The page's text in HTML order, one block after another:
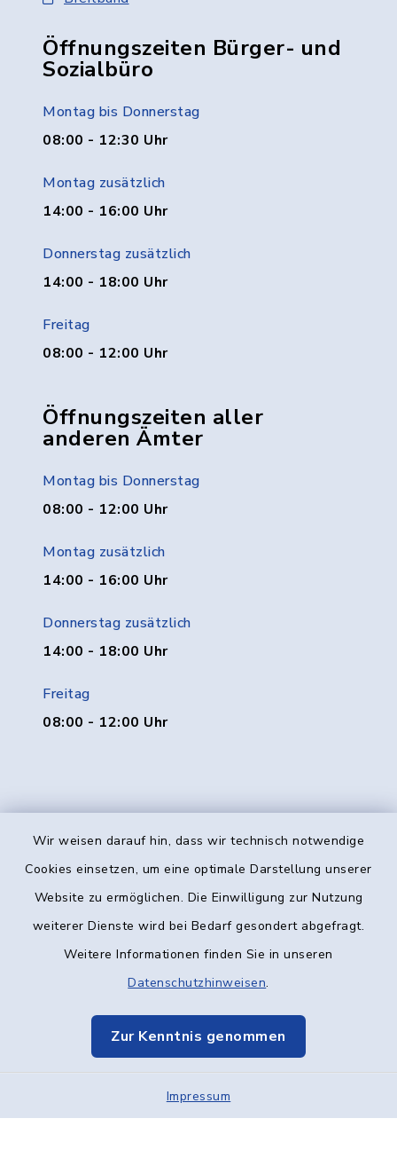
Wir weisen darauf hin, dass wir technisch notwendige
Cookies einsetzen, um eine optimale Darstellung unserer
Website zu ermöglichen. Die Einwilligung zur Nutzung
weiterer Dienste wird bei Bedarf gesondert abgefragt.
Weitere Informationen finden Sie in unseren
Datenschutzhinweisen.
Zur Kenntnis genommen
Impressum
Öffnungszeiten Bürger- und
Sozialbüro
Montag bis Donnerstag
08:00 - 12:30 Uhr
Montag zusätzlich
14:00 - 16:00 Uhr
Donnerstag zusätzlich
14:00 - 18:00 Uhr
Freitag
08:00 - 12:00 Uhr
Öffnungszeiten aller
anderen Ämter
Montag bis Donnerstag
08:00 - 12:00 Uhr
Montag zusätzlich
14:00 - 16:00 Uhr
Donnerstag zusätzlich
14:00 - 18:00 Uhr
Freitag
08:00 - 12:00 Uhr
Kontakt
Datenschutz
Elektronische Kommunikation
Sitemap